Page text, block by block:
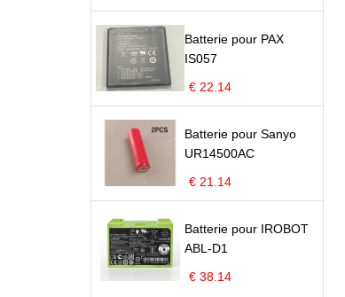
Batterie pour PAX
IS057
€ 22.14
Batterie pour Sanyo
UR14500AC
€ 21.14
Batterie pour IROBOT
ABL-D1
€ 38.14